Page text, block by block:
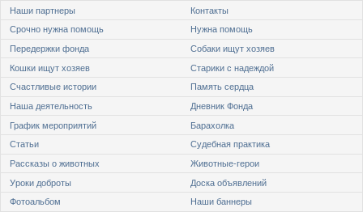
Наши партнеры
Контакты
Срочно нужна помощь
Нужна помощь
Передержки фонда
Собаки ищут хозяев
Кошки ищут хозяев
Старики с надеждой
Счастливые истории
Память сердца
Наша деятельность
Дневник Фонда
График мероприятий
Барахолка
Статьи
Судебная практика
Рассказы о животных
Животные-герои
Уроки доброты
Доска объявлений
Фотоальбом
Наши баннеры